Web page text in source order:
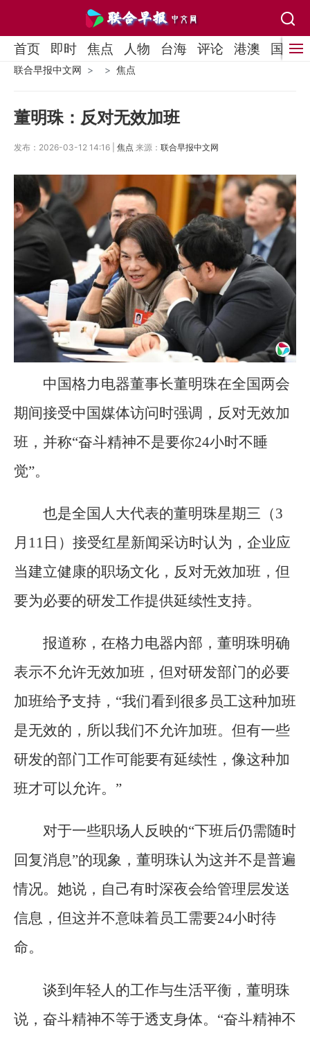
首页 即时 焦点 人物 台海 评论 港澳 国际
联合早报中文网 焦点
董明珠：反对无效加班
发布：2026-03-12 14:16 | 焦点 来源： 联合早报中文网
中国格力电器董事长董明珠在全国两会
期间接受中国媒体访问时强调，反对无效加
班，并称“奋斗精神不是要你24小时不睡
觉”。
也是全国人大代表的董明珠星期三（3
月11日）接受红星新闻采访时认为，企业应
当建立健康的职场文化，反对无效加班，但
要为必要的研发工作提供延续性支持。
报道称，在格力电器内部，董明珠明确
表示不允许无效加班，但对研发部门的必要
加班给予支持，“我们看到很多员工这种加班
是无效的，所以我们不允许加班。但有一些
研发的部门工作可能要有延续性，像这种加
班才可以允许。”
对于一些职场人反映的“下班后仍需随时
回复消息”的现象，董明珠认为这并不是普遍
情况。她说，自己有时深夜会给管理层发送
信息，但这并不意味着员工需要24小时待
命。
谈到年轻人的工作与生活平衡，董明珠
说，奋斗精神不等于透支身体。“奋斗精神不